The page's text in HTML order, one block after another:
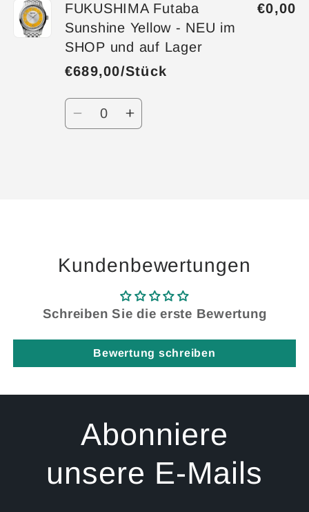
FUKUSHIMA Futaba
Sunshine Yellow - NEU im
SHOP und auf Lager
€689,00/Stück
€0,00
Anzahl
VerringereErhöhe
Kundenbewertungen
Schreiben Sie die erste Bewertung
Bewertung schreiben
Abonniere
unsere E-Mails